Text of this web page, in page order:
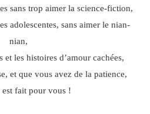
sans trop aimer la science-fiction,
adolescentes, sans aimer le nian-
nian,
et les histoires d’amour cachées,
et que vous avez de la patience,
est fait pour vous !